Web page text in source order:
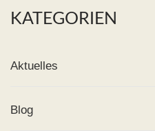
KATEGORIEN
Aktuelles
Blog